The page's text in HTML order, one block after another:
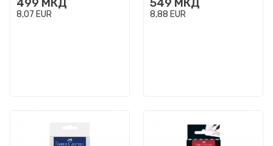
8,07 EUR 8,88 EUR